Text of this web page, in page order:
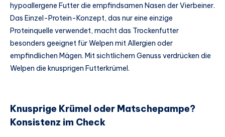
hypoallergene Futter die empfindsamen Nasen der Vierbeiner.
Das Einzel-Protein-Konzept, das nur eine einzige
Proteinquelle verwendet, macht das Trockenfutter
besonders geeignet für Welpen mit Allergien oder
empfindlichen Mägen. Mit sichtlichem Genuss verdrücken die
Welpen die knusprigen Futterkrümel.
Knusprige Krümel oder Matschepampe?
Konsistenz im Check